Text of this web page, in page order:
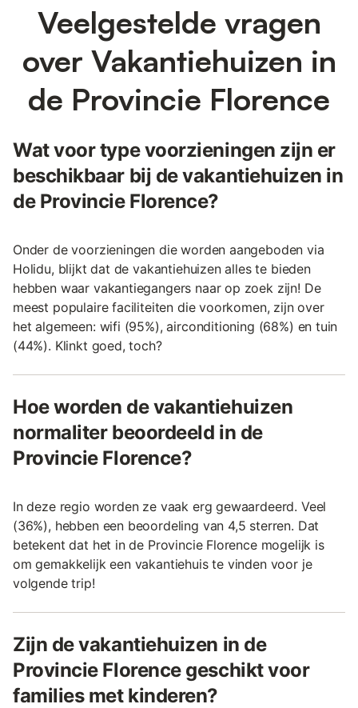
Veelgestelde vragen
over Vakantiehuizen in
de Provincie Florence
Wat voor type voorzieningen zijn er
beschikbaar bij de vakantiehuizen in
de Provincie Florence?
Onder de voorzieningen die worden aangeboden via
Holidu, blijkt dat de vakantiehuizen alles te bieden
hebben waar vakantiegangers naar op zoek zijn! De
meest populaire faciliteiten die voorkomen, zijn over
het algemeen: wifi (95%), airconditioning (68%) en tuin
(44%). Klinkt goed, toch?
Hoe worden de vakantiehuizen
normaliter beoordeeld in de
Provincie Florence?
In deze regio worden ze vaak erg gewaardeerd. Veel
(36%), hebben een beoordeling van 4,5 sterren. Dat
betekent dat het in de Provincie Florence mogelijk is
om gemakkelijk een vakantiehuis te vinden voor je
volgende trip!
Zijn de vakantiehuizen in de
Provincie Florence geschikt voor
families met kinderen?